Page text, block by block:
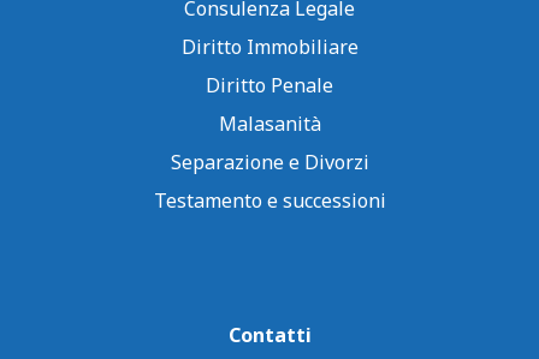
Consulenza Legale
Diritto Immobiliare
Diritto Penale
Malasanità
Separazione e Divorzi
Testamento e successioni
Contatti